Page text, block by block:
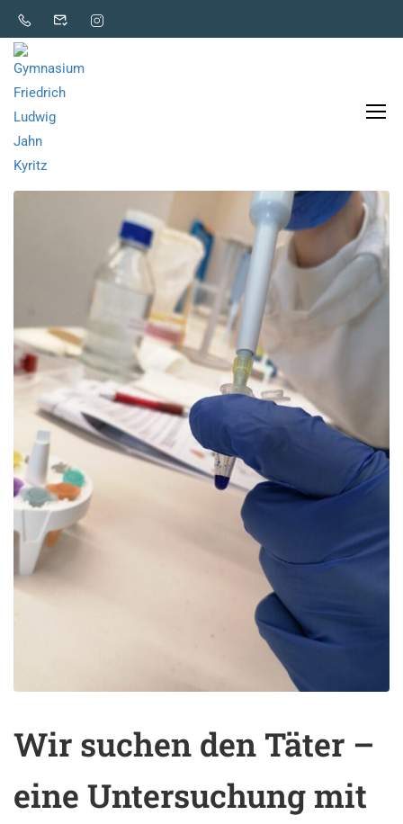
Allgemein
Wir suchen den Täter –
eine Untersuchung mit